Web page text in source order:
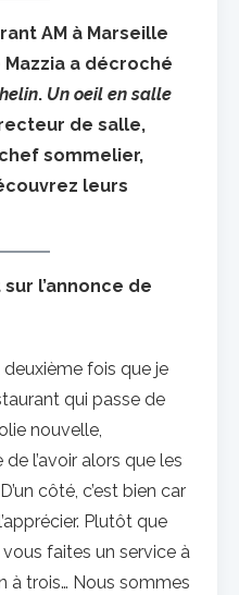
AM à Marseille
a décroché
. Un oeil en salle
de salle,
sommelier,
leurs
sur l’annonce de
deuxième fois que je
qui passe de
nouvelle,
l’avoir alors que les
côté, c’est bien car
Plutôt que
faites un service à
à trois… Nous sommes